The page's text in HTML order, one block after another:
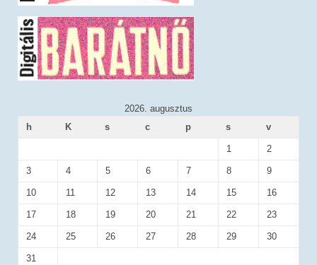
2026. augusztus
h
K s c p s v
1 2
3 4 5 6 7 8 9
10 11 12 13 14 15 16
17 18 19 20 21 22 23
24 25 26 27 28 29 30
31